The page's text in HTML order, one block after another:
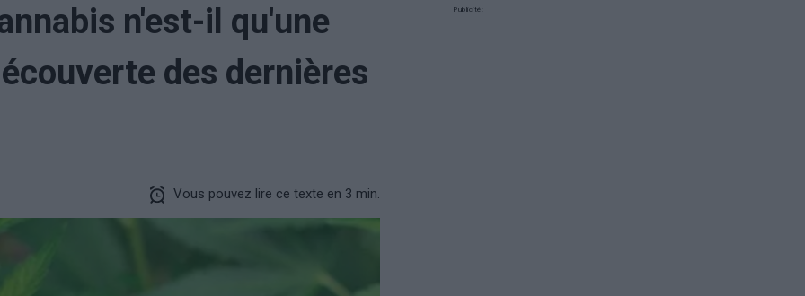
n'est-il qu'une
des dernières
Vous pouvez lire ce texte en 3 min.
Publicité: